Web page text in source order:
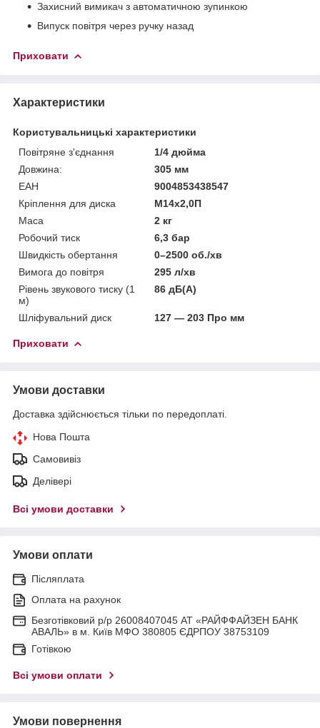
Захисний вимикач з автоматичною зупинкою
Випуск повітря через ручку назад
Приховати
Характеристики
Користувальницькі характеристики
Повітряне з'єднання
1/4 дюйма
Довжина:
305 мм
ЕАН
9004853438547
Кріплення для диска
М14х2,0П
Маса
2 кг
Робочий тиск
6,3 бар
Швидкість обертання
0–2500 об./хв
Вимога до повітря
295 л/хв
Рівень звукового тиску (1
м)
86 дБ(А)
Шліфувальний диск 127 — 203 Про мм
Приховати
Умови доставки
Доставка здійснюється тільки по передоплаті.
Нова Пошта
Самовивіз
Делівері
Всі умови доставки
Умови оплати
Післяплата
Оплата на рахунок
Безготівковий р/р 26008407045 АТ «РАЙФФАЙЗЕН БАНК
АВАЛЬ» в м. Київ МФО 380805 ЄДРПОУ 38753109
Готівкою
Всі умови оплати
Умови повернення